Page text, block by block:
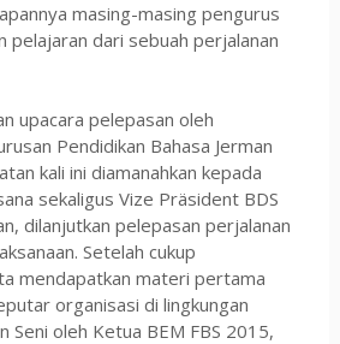
masing-masing pengurus
pelajaran dari sebuah perjalanan
upacara pelepasan oleh
Pendidikan Bahasa Jerman
kali ini diamanahkan kepada
sekaligus Vize Präsident BDS
dilanjutkan pelepasan perjalanan
Setelah cukup
mendapatkan materi pertama
organisasi di lingkungan
Seni oleh Ketua BEM FBS 2015,